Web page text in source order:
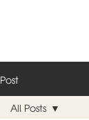
Post
All Posts